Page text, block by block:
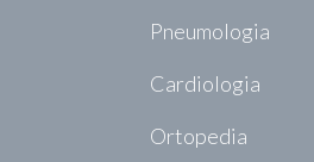
Pneumologia
Cardiologia
Ortopedia